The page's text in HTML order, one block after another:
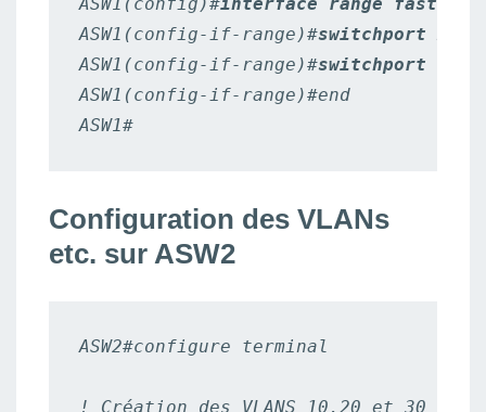
ASW1(config-if-range)#switchport mode
ASW1(config-if-range)#switchport
ASW1(config-if-range)#end
ASW1#
Configuration des VLANs
etc. sur ASW2
ASW2#configure terminal
! Création des VLANS 10,20 et 30